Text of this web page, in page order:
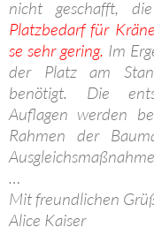
nicht geschafft,
Platzbedarf für
se sehr gering. Im
der Platz am
benötigt. Die
Auflagen werden
Rahmen der
…
Mit freundlichen
Alice Kaiser